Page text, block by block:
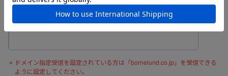
確認の為、メールアドレスを再度入力してください。
ドメイン指定受信を設定されている方は「bornelund.co.jp」を受信できる
ように設定してください。